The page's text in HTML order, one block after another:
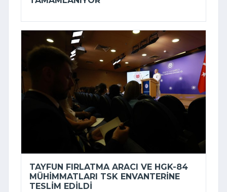
TAYFUN FIRLATMA ARACI VE HGK-84
MÜHIMMATLARI TSK ENVANTERINE
TESLIM EDILDI